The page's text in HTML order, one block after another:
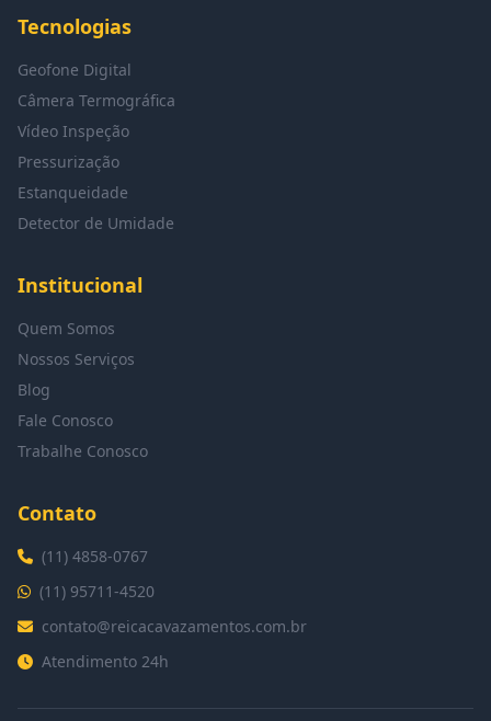
Tecnologias
Geofone Digital
Câmera Termográfica
Vídeo Inspeção
Pressurização
Estanqueidade
Detector de Umidade
Institucional
Quem Somos
Nossos Serviços
Blog
Fale Conosco
Trabalhe Conosco
Contato
(11) 4858-0767
(11) 95711-4520
contato@reicacavazamentos.com.br
Atendimento 24h